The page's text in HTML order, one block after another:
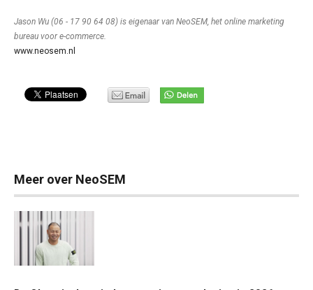
Jason Wu (06 - 17 90 64 08) is eigenaar van NeoSEM, het online marketing
bureau voor e-commerce.
www.neosem.nl
Meer over NeoSEM